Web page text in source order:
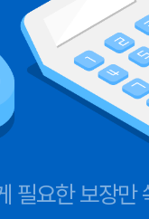
필요한 보장만